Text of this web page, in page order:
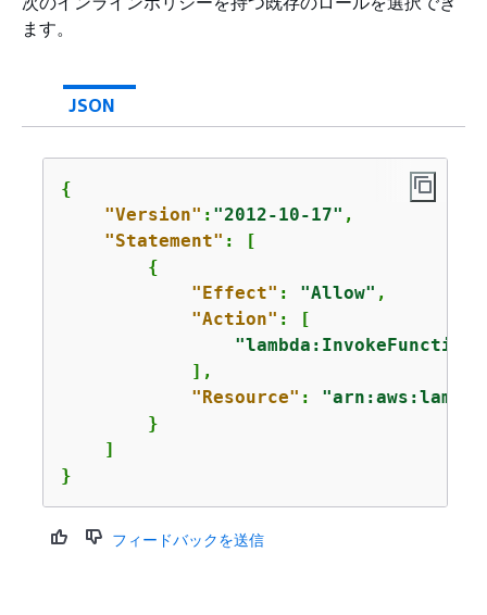
ます。
JSON
{
"Version" : "2012-10-17" ,
"Statement" : [
{
"Effect" : "Allow" ,
"Action" : [
"lambda:InvokeFunction"
            ],
"Resource" :
        }
    ]
}
フィードバックを送信